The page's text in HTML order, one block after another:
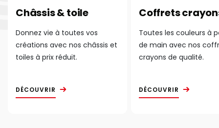
Châssis & toile
Donnez vie à toutes vos
créations avec nos châssis et
toiles à prix réduit.
DÉCOUVRIR
Coffrets
Toutes les couleurs à
de main avec nos
crayons de qualité.
DÉCOUVRIR